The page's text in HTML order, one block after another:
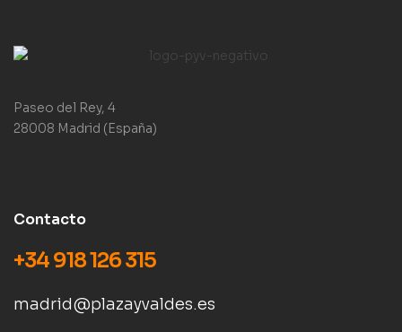
Paseo del Rey, 4
28008 Madrid (España)
Contacto
+34 918 126 315
madrid@plazayvaldes.es